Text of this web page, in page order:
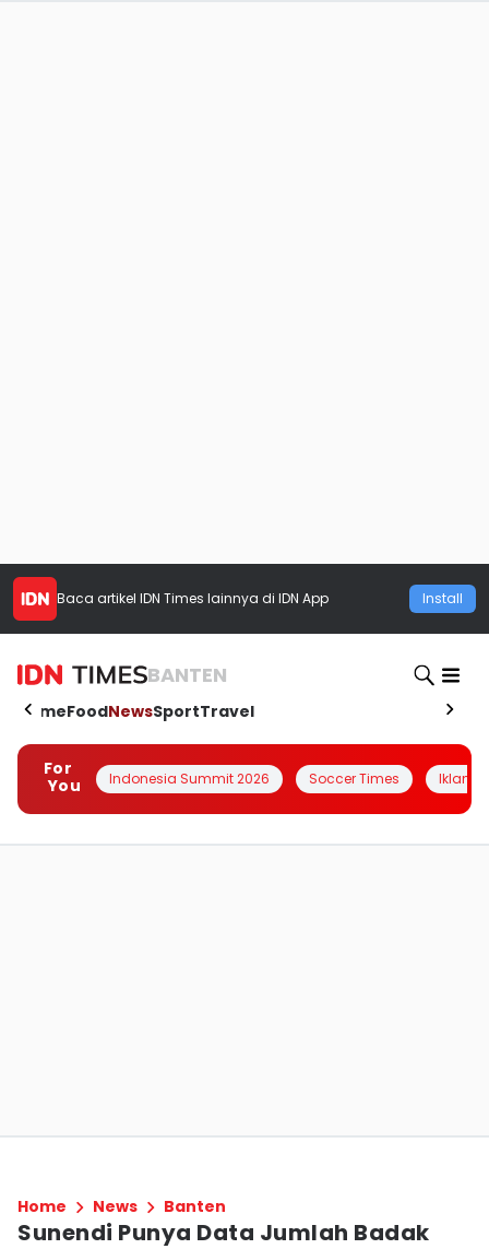
Baca artikel IDN Times lainnya di IDN App Install
BANTEN
HomeFoodNewsSportTravel
For
You
Indonesia Summit 2026 Soccer Times Iklanin
Home News Banten
Sunendi Punya Data Jumlah Badak